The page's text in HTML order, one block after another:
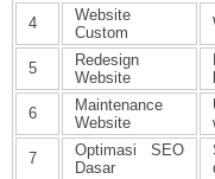
4
Website
Custom
5
Redesign
Website
6
Maintenance
Website
7
Optimasi SEO
Dasar